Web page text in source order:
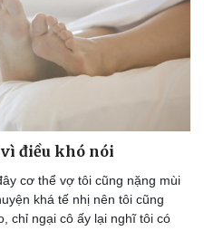
Sành điệu
Tin Công nghệ
Trải nghiệm
Chuyển đổi số
điều khó nói
cơ thể vợ tôi cũng nặng mùi
khá tế nhị nên tôi cũng
chỉ ngại cô ấy lại nghĩ tôi có